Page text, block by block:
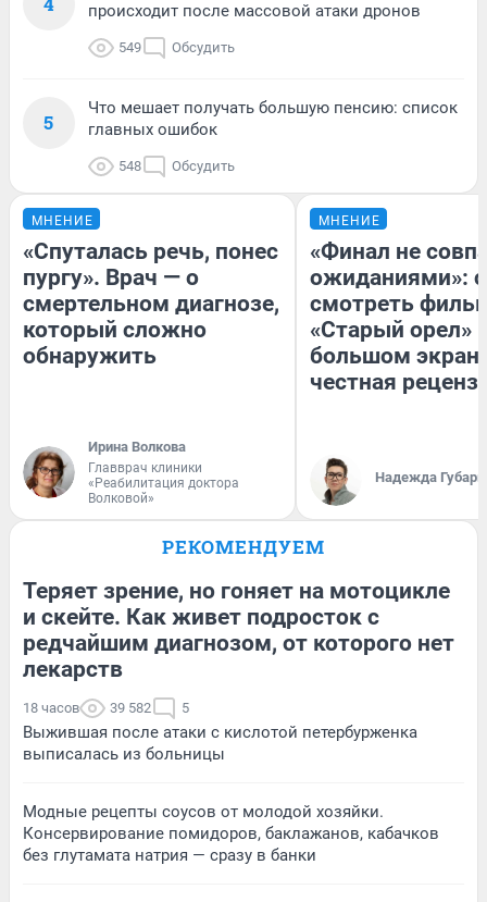
происходит после массовой атаки дронов
549 Обсудить
5
Что мешает получать большую пенсию: список
главных ошибок
548 Обсудить
МНЕНИЕ
«Спуталась речь, понес
пургу». Врач — о
смертельном диагнозе,
который сложно
обнаружить
Ирина Волкова
Главврач клиники
«Реабилитация доктора
Волковой»
МНЕНИЕ
«Финал не
ожиданиями»:
смотреть
«Старый орел»
большом
честная
Надежда Губарь
РЕКОМЕНДУЕМ
Теряет зрение, но гоняет на мотоцикле
и скейте. Как живет подросток с
редчайшим диагнозом, от которого нет
лекарств
18 часов 39 582 5
Выжившая после атаки с кислотой петербурженка
выписалась из больницы
Модные рецепты соусов от молодой хозяйки.
Консервирование помидоров, баклажанов, кабачков
без глутамата натрия — сразу в банки